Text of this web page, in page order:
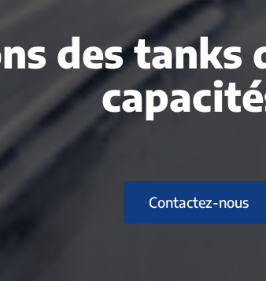
des tanks
Contactez-nous